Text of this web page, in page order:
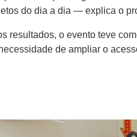
do dia a dia — explica o
resultados, o evento teve
de ampliar o